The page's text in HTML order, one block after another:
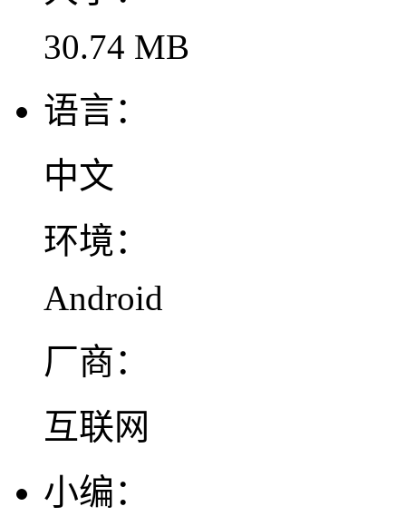
30.74 MB
语言：
中文
环境：
Android
厂商：
互联网
小编：